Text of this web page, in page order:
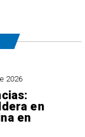
2026
en
en